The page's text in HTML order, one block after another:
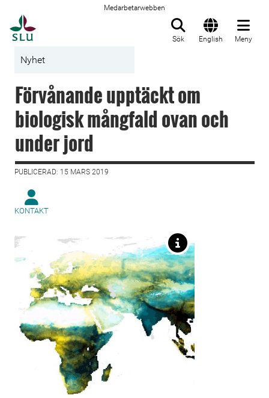
Medarbetarwebben
Sök English Meny
Nyhet
Förvånande upptäckt om
biologisk mångfald ovan och
under jord
PUBLICERAD: 15 MARS 2019
KONTAKT